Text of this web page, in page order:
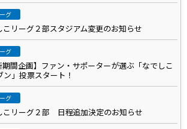
グ
リーグ２部スタジアム変更のお知らせ
グ
期間企画】ファン・サポーターが選ぶ「なでしこ
」投票スタート！
グ
こリーグ２部 日程追加決定のお知らせ